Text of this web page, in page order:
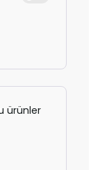
ürünler